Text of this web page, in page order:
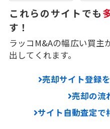
これらのサイトでも
す！
ラッコM&Aの幅広い買主
出してくれます。
売却サイト登録
売却の流
サイト自動査定で